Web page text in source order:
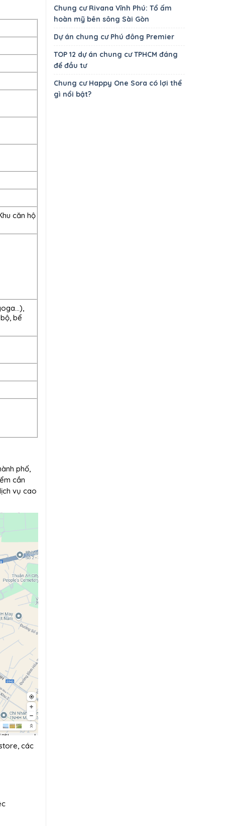
căn hộ
bể
phố,
cần
vụ cao
các
Chung cư Rivana Vĩnh Phú: Tổ ấm
hoàn mỹ bên sông Sài Gòn
Dự án chung cư Phú đông Premier
TOP 12 dự án chung cư TPHCM đáng
để đầu tư
Chung cư Happy One Sora có lợi thể
gì nổi bật?